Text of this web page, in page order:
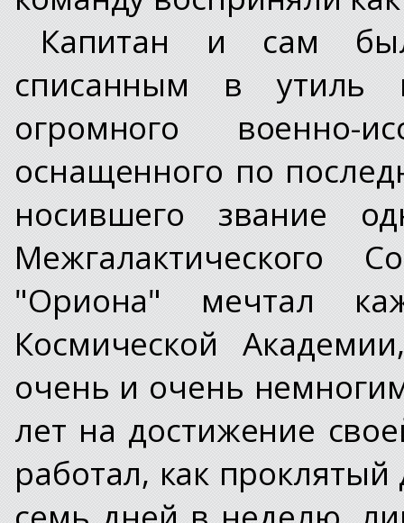
Капитан и сам
списанным в утиль
огромного военно-
оснащенного по
носившего звание
Межгалактического
"Ориона" мечтал
Космической
очень и очень
лет на достижение
работал, как